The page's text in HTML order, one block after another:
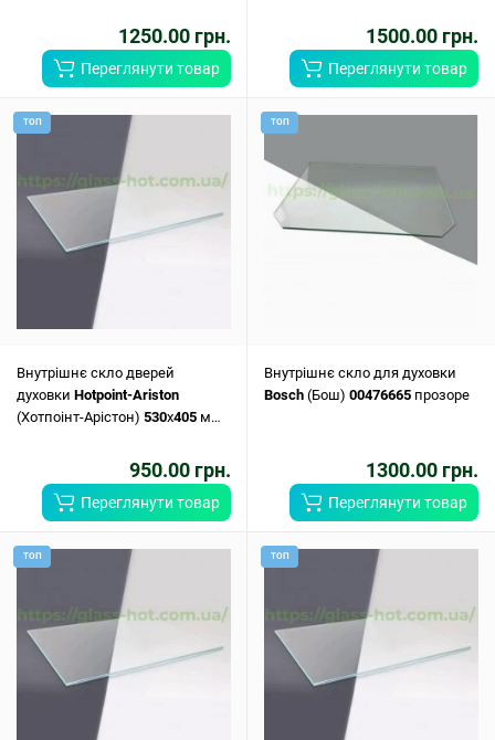
1250.00 грн.
Переглянути товар
1500.00 грн.
Переглянути товар
ТОП
Внутрішнє скло дверей
духовки Hotpoint-Ariston
(Хотпоінт-Арістон) 530x405 мм
950.00 грн.
Переглянути товар
ТОП
Внутрішнє скло для духовки
Bosch (Бош) 00476665 прозоре
1300.00 грн.
Переглянути товар
ТОП ТОП